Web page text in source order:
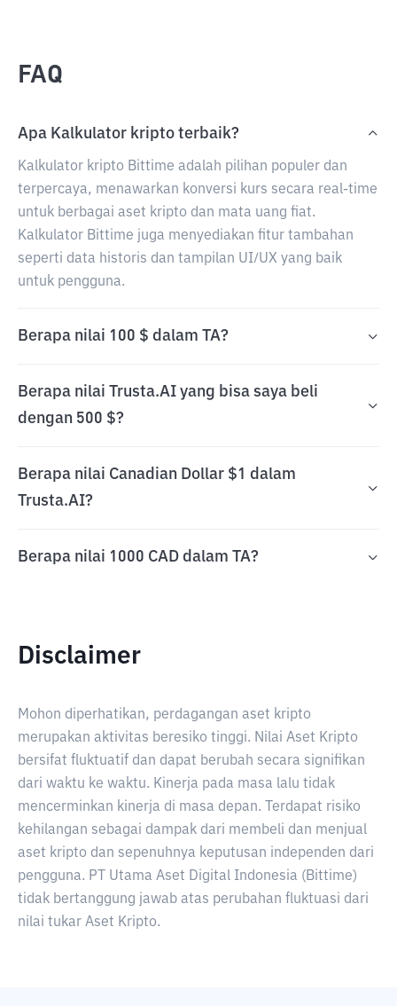
FAQ
Apa Kalkulator kripto terbaik?
Kalkulator kripto Bittime adalah pilihan populer dan
terpercaya, menawarkan konversi kurs secara real-time
untuk berbagai aset kripto dan mata uang fiat.
Kalkulator Bittime juga menyediakan fitur tambahan
seperti data historis dan tampilan UI/UX yang baik
untuk pengguna.
Berapa nilai 100 $ dalam TA?
Berapa nilai Trusta.AI yang bisa saya beli
dengan 500 $?
Berapa nilai Canadian Dollar $1 dalam
Trusta.AI?
Berapa nilai 1000 CAD dalam TA?
Disclaimer
Mohon diperhatikan, perdagangan aset kripto
merupakan aktivitas beresiko tinggi. Nilai Aset Kripto
bersifat fluktuatif dan dapat berubah secara signifikan
dari waktu ke waktu. Kinerja pada masa lalu tidak
mencerminkan kinerja di masa depan. Terdapat risiko
kehilangan sebagai dampak dari membeli dan menjual
aset kripto dan sepenuhnya keputusan independen dari
pengguna. PT Utama Aset Digital Indonesia (Bittime)
tidak bertanggung jawab atas perubahan fluktuasi dari
nilai tukar Aset Kripto.